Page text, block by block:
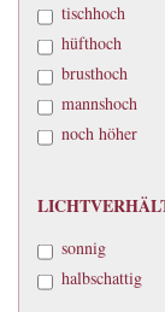
tischhoch
hüfthoch
brusthoch
mannshoch
noch höher
sonnig
halbschattig